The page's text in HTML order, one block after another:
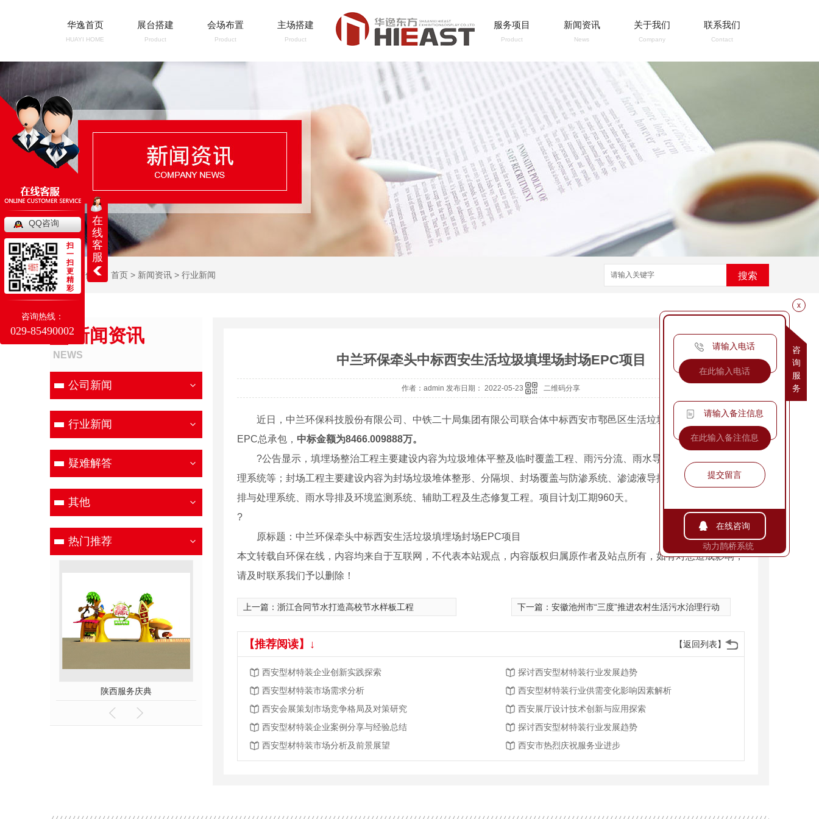
华逸首页
HUAYI HOME
展台搭建
Product
会场布置
Product
主场搭建
Product
服务项目
Product
新闻资讯
News
关于我们
Company
联系我们
Contact
当前位置： 首页 > 新闻资讯 > 行业新闻 搜索
新闻资讯
NEWS
公司新闻
行业新闻
疑难解答
其他
热门推荐
陕西服务庆典 陕西服务庆典公司
中兰环保牵头中标西安生活垃圾填埋场封场EPC项目
作者：admin 发布日期： 2022-05-23 二维码分享
近日，中兰环保科技股份有限公司、中铁二十局集团有限公司联合体中标西安市鄠邑区生活垃圾填埋场封场项目
EPC总承包， 中标金额为8466.009888万。
?公告显示，填埋场整治工程主要建设内容为垃圾堆体平整及临时覆盖工程、雨污分流、雨水导排工程及渗滤液处
理系统等；封场工程主要建设内容为封场垃圾堆体整形、分隔坝、封场覆盖与防渗系统、渗滤液导排系统、填埋气体导
排与处理系统、雨水导排及环境监测系统、辅助工程及生态修复工程。项目计划工期960天。
?
原标题：中兰环保牵头中标西安生活垃圾填埋场封场EPC项目
本文转载自环保在线，内容均来自于互联网，不代表本站观点，内容版权归属原作者及站点所有，如有对您造成影响，
请及时联系我们予以删除！
上一篇： 浙江合同节水打造高校节水样板工程 下一篇： 安徽池州市“三度”推进农村生活污水治理行动
【返回列表】
【推荐阅读】↓
西安型材特装企业创新实践探索
探讨西安型材特装行业发展趋势
西安型材特装市场需求分析
西安型材特装行业供需变化影响因素解析
西安会展策划市场竞争格局及对策研究
西安展厅设计技术创新与应用探索
西安型材特装企业案例分享与经验总结
探讨西安型材特装行业发展趋势
西安型材特装市场分析及前景展望
西安市热烈庆祝服务业进步
在
线
客
服
QQ咨询
扫
一
扫
更
精
彩
咨询热线：
029-85490002
x
咨
询
服
务
请输入电话
请输入备注信息
提交留言
在线咨询
动力鹊桥系统